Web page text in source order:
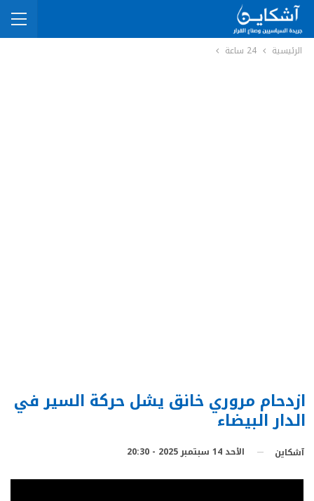
الرئيسية 24 ساعة
ازدحام مروري خانق يشل حركة السير في
الدار البيضاء
آشكاين الأحد 14 سبتمبر 2025 - 20:30